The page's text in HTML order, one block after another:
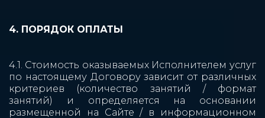
4. ПОРЯДОК ОПЛАТЫ
4.1. Стоимость оказываемых Исполнителем услуг
по настоящему Договору зависит от различных
критериев (количество занятий / формат
занятий) и определяется на основании
размещенной на Сайте / в информационном